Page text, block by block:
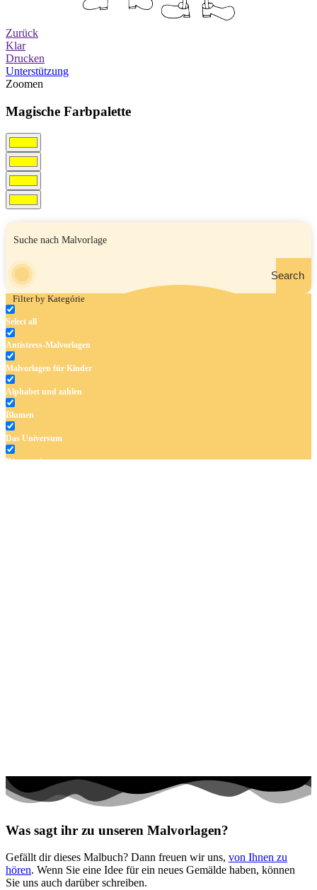
Zurück
Klar
Drucken
Unterstützung
Zoomen
Magische Farbpalette
Search
Filter by Kategórie
Select all
Antistress-Malvorlagen
Malvorlagen für Kinder
Alphabet und zahlen
Blumen
Das Universum
Dinosaurier
Valentinstag und Liebe
Nezaradené
Unkategorisiert
Was sagt ihr zu unseren Malvorlagen?
Gefällt dir dieses Malbuch? Dann freuen wir uns, von Ihnen zu
hören. Wenn Sie eine Idee für ein neues Gemälde haben, können
Sie uns auch darüber schreiben.